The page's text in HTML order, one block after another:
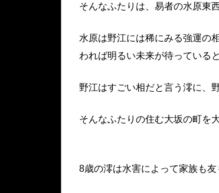
そんなふたりは、易者の水原東
水原は野江には稀にみる強運の
われば明るい未来が待っている
野江はすごい相だと言う澪に、
そんなふたりの住む大坂の町を
8歳の澪は水害によって家族も友